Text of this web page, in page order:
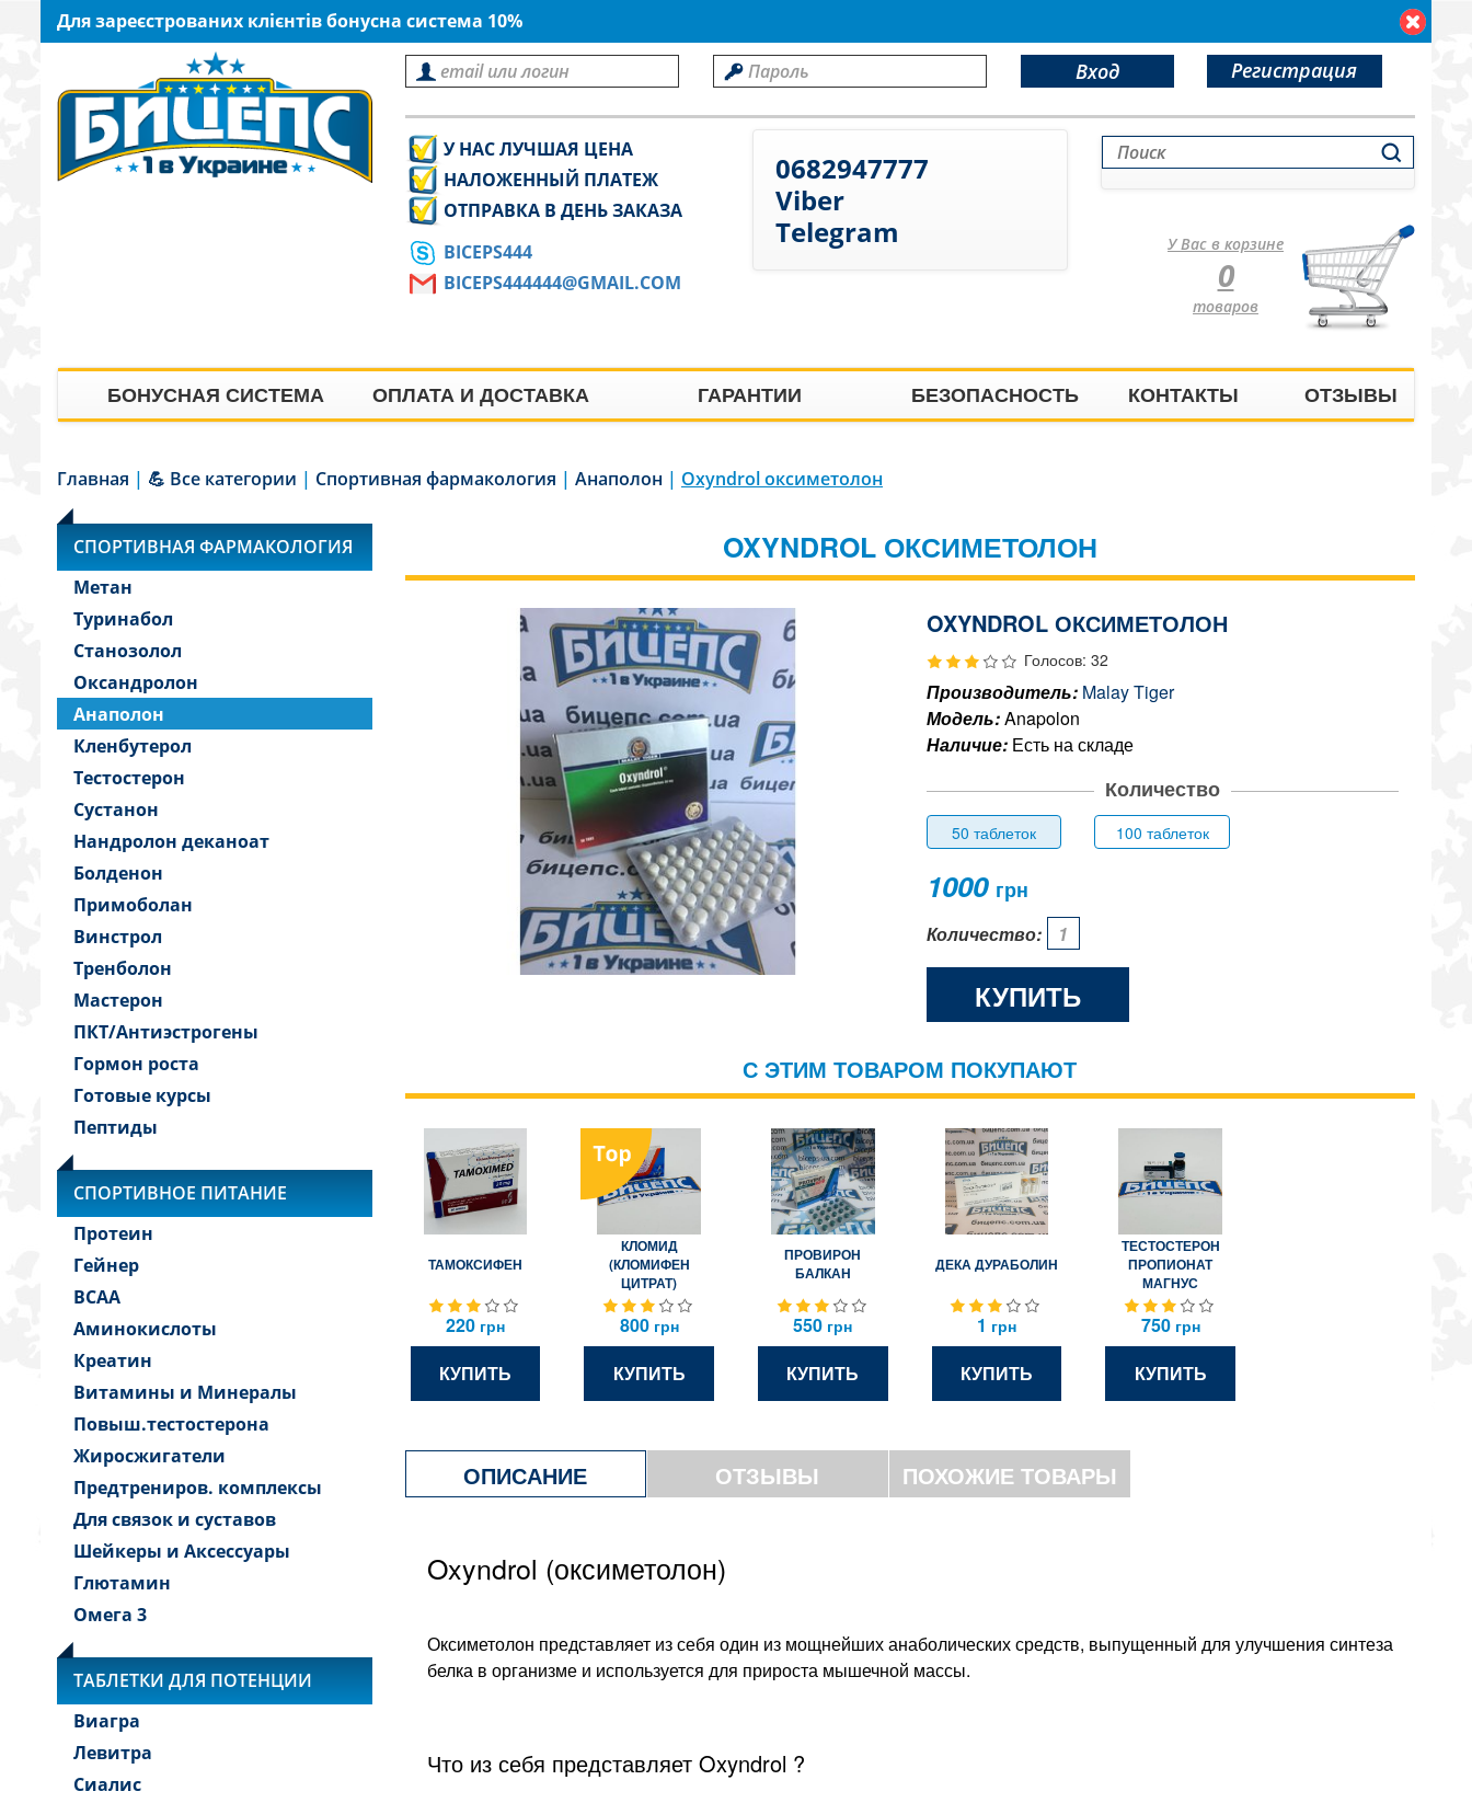
Для зареєстрованих клієнтів бонусна система 10%
Вход Регистрация
У НАС ЛУЧШАЯ ЦЕНА
НАЛОЖЕННЫЙ ПЛАТЕЖ
ОТПРАВКА В ДЕНЬ ЗАКАЗА
BICEPS444
BICEPS444444@GMAIL.COM
0682947777
Viber
Telegram
У Вас в корзине
0
товаров
БОНУСНАЯ СИСТЕМА ОПЛАТА И ДОСТАВКА ГАРАНТИИ БЕЗОПАСНОСТЬ КОНТАКТЫ ОТЗЫВЫ
Главная | 💪 Все категории | Спортивная фармакология | Анаполон | Oxyndrol оксиметолон
СПОРТИВНАЯ ФАРМАКОЛОГИЯ
Метан
Туринабол
Станозолол
Оксандролон
Анаполон
Кленбутерол
Тестостерон
Сустанон
Нандролон деканоат
Болденон
Примоболан
Винстрол
Тренболон
Мастерон
ПКТ/Антиэстрогены
Гормон роста
Готовые курсы
Пептиды
СПОРТИВНОЕ ПИТАНИЕ
Протеин
Гейнер
BCAA
Аминокислоты
Креатин
Витамины и Минералы
Повыш.тестостерона
Жиросжигатели
Предтрениров. комплексы
Для связок и суставов
Шейкеры и Аксессуары
Глютамин
Омега 3
ТАБЛЕТКИ ДЛЯ ПОТЕНЦИИ
Виагра
Левитра
Сиалис
OXYNDROL ОКСИМЕТОЛОН
OXYNDROL ОКСИМЕТОЛОН
Голосов: 32
Производитель: Malay Tiger
Модель:Anapolon
Наличие:Есть на складе
Количество
50 таблеток 100 таблеток
1000 грн
Количество:
КУПИТЬ
С ЭТИМ ТОВАРОМ ПОКУПАЮТ
ТАМОКСИФЕН
220 грн
КУПИТЬ
КЛОМИД
(КЛОМИФЕН
ЦИТРАТ)
800 грн
КУПИТЬ
ПРОВИРОН
БАЛКАН
550 грн
КУПИТЬ
ДЕКА ДУРАБОЛИН
1 грн
КУПИТЬ
ТЕСТОСТЕРОН
ПРОПИОНАТ
МАГНУС
750 грн
КУПИТЬ
ОПИСАНИЕ ОТЗЫВЫ ПОХОЖИЕ ТОВАРЫ
Oxyndrol (оксиметолон)
Оксиметолон представляет из себя один из мощнейших анаболических средств, выпущенный для улучшения синтеза
белка в организме и используется для прироста мышечной массы.
Что из себя представляет Oxyndrol ?